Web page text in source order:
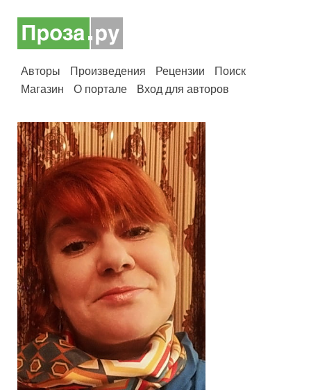
Авторы Произведения Рецензии
Поиск
Магазин
О портале Вход для авторов